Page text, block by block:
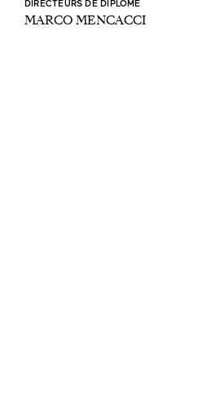
DIRECTEURS DE DIPLÔME
MARCO MENCACCI